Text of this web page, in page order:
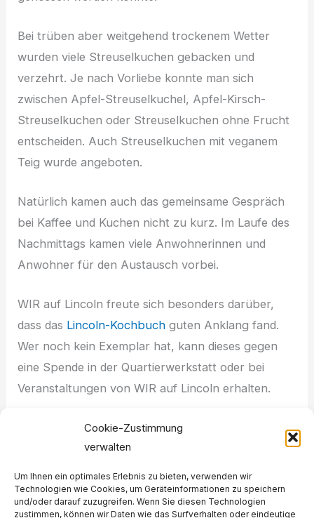
Cookie-Zustimmung
verwalten
Um Ihnen ein optimales Erlebnis zu bieten, verwenden wir
Technologien wie Cookies, um Geräteinformationen zu speichern
und/oder darauf zuzugreifen. Wenn Sie diesen Technologien
zustimmen, können wir Daten wie das Surfverhalten oder eindeutige
Bei trüben aber weitgehend trockenem Wetter
wurden viele Streuselkuchen gebacken und
verzehrt. Je nach Vorliebe konnte man sich
zwischen Apfel-Streuselkuchel, Apfel-Kirsch-
Streuselkuchen oder Streuselkuchen ohne Frucht
entscheiden. Auch Streuselkuchen mit veganem
Teig wurde angeboten.
Natürlich kamen auch das gemeinsame Gespräch
bei Kaffee und Kuchen nicht zu kurz. Im Laufe des
Nachmittags kamen viele Anwohnerinnen und
Anwohner für den Austausch vorbei.
WIR auf Lincoln freute sich besonders darüber,
dass das Lincoln-Kochbuch guten Anklang fand.
Wer noch kein Exemplar hat, kann dieses gegen
eine Spende in der Quartierwerkstatt oder bei
Veranstaltungen von WIR auf Lincoln erhalten.
WIR auf Lincoln und BackKultur Lincoln danken
allen Besuchern und Helfern herzlich für einen
gelungenen Nachmittag.